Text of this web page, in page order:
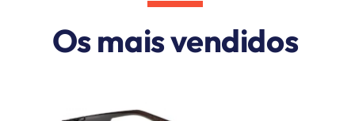
Os mais vendidos